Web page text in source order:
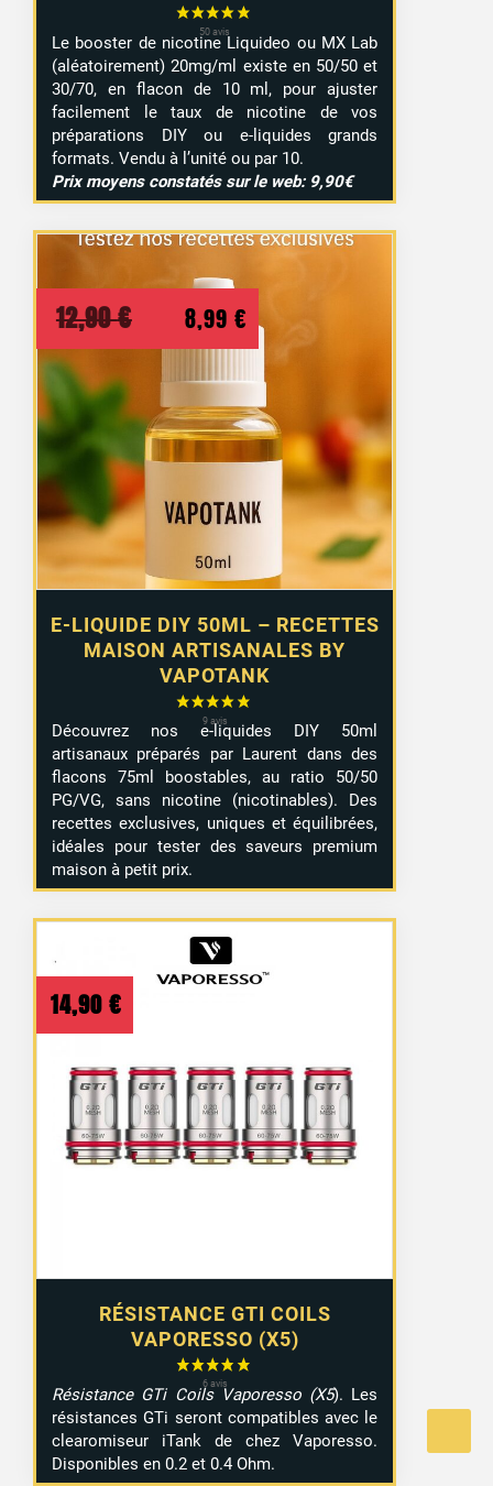
36 avis
Le booster de nicotine Liquideo ou MX Lab
(aléatoirement) 20mg/ml existe en 50/50 et
30/70, en flacon de 10 ml, pour ajuster
facilement le taux de nicotine de vos
préparations DIY ou e-liquides grands
formats. Vendu à l’unité ou par 10.
Prix moyens constatés sur le web: 9,90€
E-LIQUIDE DIY 50ML – RECETTES
MAISON ARTISANALES BY
VAPOTANK
12,90€
Le
prix
initial
était :
12,90 €.
8,99 €
Le
prix
actuel
est :
8,99 €.
Découvrez nos e-liquides DIY 50ml
artisanaux préparés par Laurent dans des
flacons 75ml boostables, au ratio 50/50
PG/VG, sans nicotine (nicotinables). Des
recettes exclusives, uniques et équilibrées,
idéales pour tester des saveurs premium
maison à petit prix.
RÉSISTANCE GTI COILS
VAPORESSO (X5)
14,90 €
Résistance GTi Coils Vaporesso (X5). Les
résistances GTi seront compatibles avec le
clearomiseur iTank de chez Vaporesso.
Disponibles en 0.2 et 0.4 Ohm.